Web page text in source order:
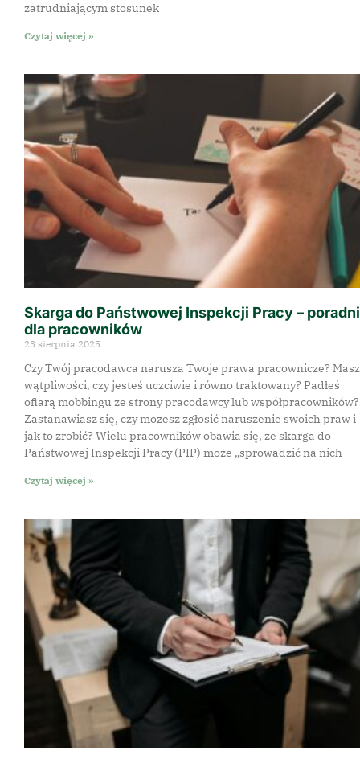
zatrudniającym stosunek
Czytaj więcej »
Skarga do Państwowej Inspekcji Pracy –
dla pracowników
23 sierpnia 2025
Czy Twój pracodawca narusza Twoje prawa pracownicze? Masz
wątpliwości, czy jesteś uczciwie i równo traktowany? Padłeś
ofiarą mobbingu ze strony pracodawcy lub współpracowników?
Zastanawiasz się, czy możesz zgłosić naruszenie swoich praw i
jak to zrobić? Wielu pracowników obawia się, że skarga do
Państwowej Inspekcji Pracy (PIP) może „sprowadzić na nich
Czytaj więcej »